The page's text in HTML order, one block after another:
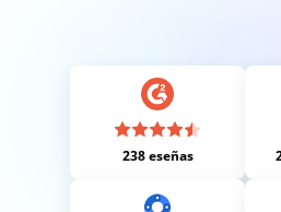
238 eseñas